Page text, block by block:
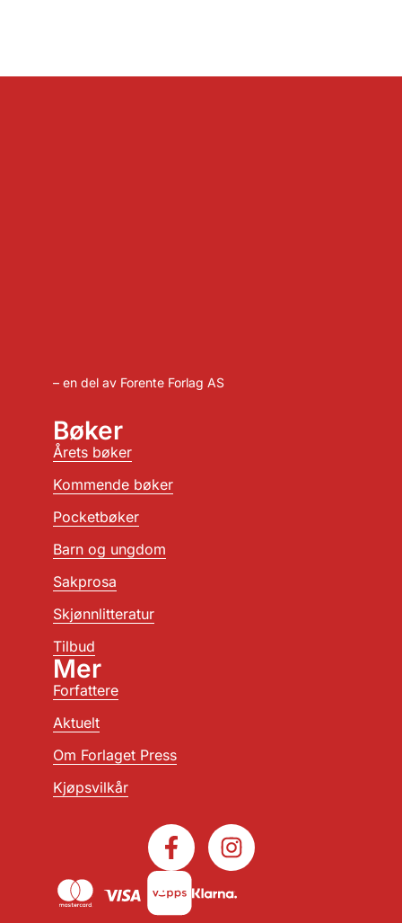
– en del av Forente Forlag AS
Bøker
Årets bøker
Kommende bøker
Pocketbøker
Barn og ungdom
Sakprosa
Skjønnlitteratur
Tilbud
Mer
Forfattere
Aktuelt
Om Forlaget Press
Kjøpsvilkår